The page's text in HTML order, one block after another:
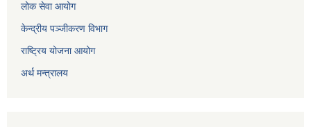
लोक सेवा आयोग
केन्द्रीय पञ्जीकरण विभाग
राष्ट्रिय योजना आयोग
अर्थ मन्त्रालय